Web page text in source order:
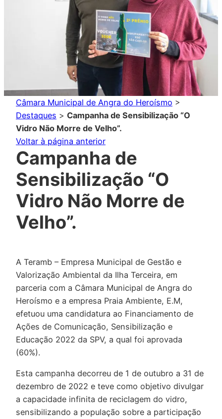
Câmara Municipal de Angra do Heroísmo >
Destaques > Campanha de Sensibilização “O
Vidro Não Morre de Velho”.
Voltar à página anterior
Campanha de
Sensibilização “O
Vidro Não Morre de
Velho”.
A Teramb – Empresa Municipal de Gestão e
Valorização Ambiental da Ilha Terceira, em
parceria com a Câmara Municipal de Angra do
Heroísmo e a empresa Praia Ambiente, E.M,
efetuou uma candidatura ao Financiamento de
Ações de Comunicação, Sensibilização e
Educação 2022 da SPV, a qual foi aprovada
(60%).
Esta campanha decorreu de 1 de outubro a 31 de
dezembro de 2022 e teve como objetivo divulgar
a capacidade infinita de reciclagem do vidro,
sensibilizando a população sobre a participação